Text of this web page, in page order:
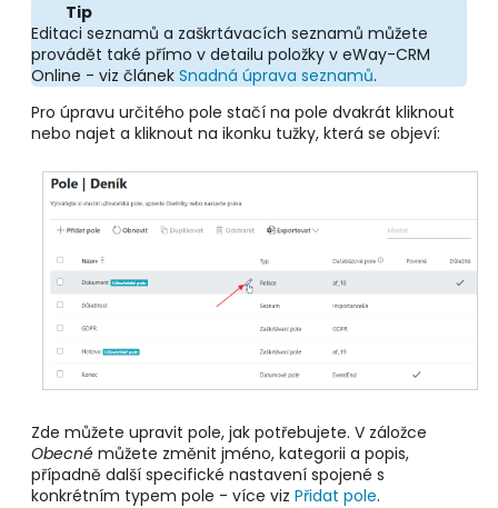
Tip
Editaci seznamů a zaškrtávacích seznamů můžete
provádět také přímo v detailu položky v eWay-CRM
Online - viz článek Snadná úprava seznamů.
Pro úpravu určitého pole stačí na pole dvakrát kliknout
nebo najet a kliknout na ikonku tužky, která se objeví:
Zde můžete upravit pole, jak potřebujete. V záložce
Obecné můžete změnit jméno, kategorii a popis,
případně další specifické nastavení spojené s
konkrétním typem pole - více viz Přidat pole.